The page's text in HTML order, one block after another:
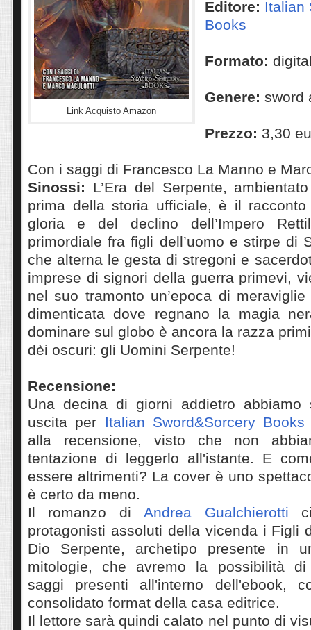
Link Acquisto Amazon
Editore: Italian
Books
Formato:
Genere:sword
Prezzo: 3,30
Con i saggi di Francesco La Manno e
Sinossi: L’Era del Serpente,
prima della storia ufficiale, è il racconto
gloria e del declino dell’Impero
primordiale fra figli dell’uomo e stirpe di
che alterna le gesta di stregoni e
imprese di signori della guerra primevi,
nel suo tramonto un’epoca di meraviglie
dimenticata dove regnano la magia
dominare sul globo è ancora la razza
dèi oscuri: gli Uomini Serpente!
Recensione:
Una decina di giorni addietro abbiamo
uscita per
Italian Sword&Sorcery Books
alla recensione, visto che non
tentazione di leggerlo all'istante. E
essere altrimenti? La cover è uno
è certo da meno.
Il romanzo diAndrea Gualchierotti
protagonisti assoluti della vicenda i Figli
Dio Serpente, archetipo presente in
mitologie, che avremo la possibilità di
saggi presenti all'interno dell'ebook,
consolidato format della casa editrice.
Il lettore sarà quindi calato nel punto di